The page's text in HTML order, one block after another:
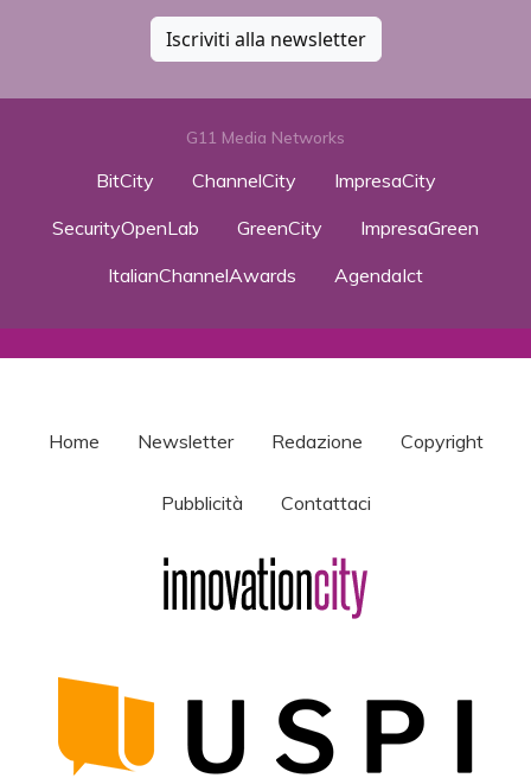
Iscriviti alla newsletter
G11 Media Networks
BitCity ChannelCity
ImpresaCity
SecurityOpenLab
GreenCity
ImpresaGreen
ItalianChannelAwards
AgendaIct
Home Newsletter Redazione Copyright
Pubblicità Contattaci